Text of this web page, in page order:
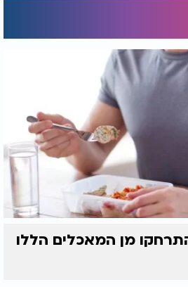
מן המאכלים הללו